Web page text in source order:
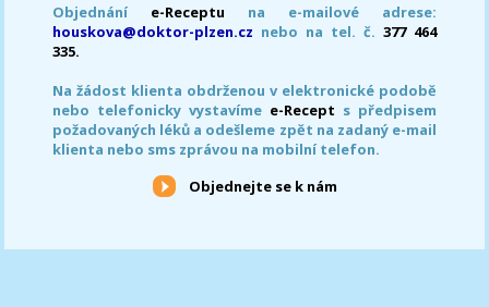
Objednání e-Receptu na e-mailové adrese:
houskova@doktor-plzen.cz nebo na tel. č. 377 464
335.
Na žádost klienta obdrženou v elektronické podobě
nebo telefonicky vystavíme e-Recept s předpisem
požadovaných léků a odešleme zpět na zadaný e-mail
klienta nebo sms zprávou na mobilní telefon.
Objednejte se k nám